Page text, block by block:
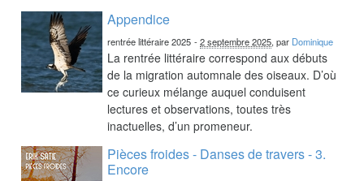
Appendice
rentrée littéraire 2025 -2 septembre 2025, par Dominique
La rentrée littéraire correspond aux débuts
de la migration automnale des oiseaux. D’où
ce curieux mélange auquel conduisent
lectures et observations, toutes très
inactuelles, d’un promeneur.
Pièces froides - Danses de travers - 3.
Encore